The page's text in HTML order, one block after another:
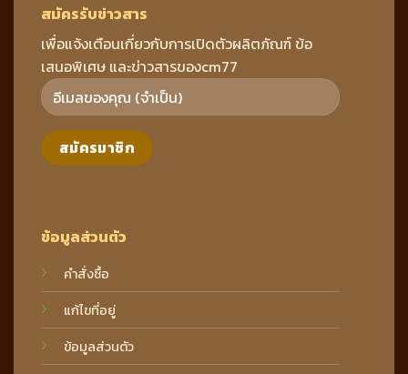
ข้อมูลส่วนตัว
คำสั่งซื้อ
แก้ไขที่อยู่
ข้อมูลส่วนตัว
สมัครรับข่าวสาร
เพื่อแจ้งเตือนเกี่ยวกับการเปิดตัวผลิตภัณฑ์ ข้อ
เสนอพิเศษ และข่าวสารของcm77